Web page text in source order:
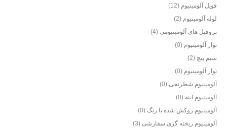
فویل آلومینیوم (12)
لوله آلومینیوم (2)
پروفیل های آلومینیومی (4)
نوار آلومینیوم (0)
سیم پیچ (2)
نوار آلومینیوم (0)
آلومینیوم شطرنجی (0)
آلومینیوم آینه (0)
آلومینیوم روکش شده با رنگ (0)
آلومینیوم ریخته گری سفارشی (3)